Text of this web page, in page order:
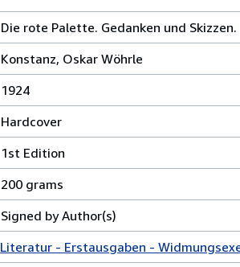
Die rote Palette. Gedanken und Skizzen.
Konstanz, Oskar Wöhrle
1924
Hardcover
1st Edition
200 grams
Signed by Author(s)
Literatur - Erstausgaben -